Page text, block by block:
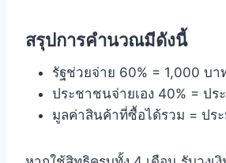
สรุปการคำนวณมีดังนี้
รัฐช่วยจ่าย 60% = 1,000 บา
ประชาชนจ่ายเอง 40% = ป
มูลค่าสินค้าที่ซื้อได้รวม = ปร